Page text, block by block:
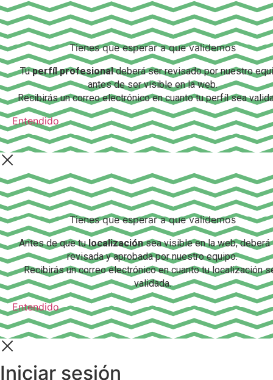
Tienes que esperar a que validemos
Tuperfíl profesionaldeberá ser revisado por nuestro
antes de ser visible en la web.
Recibirás un correo electrónico en cuanto tu perfíl sea
Entendido
Tienes que esperar a que validemos
Antes de que tulocalizaciónsea visible en la web, deberá
revisada y aprobada por nuestro equipo.
Recibirás un correo electrónico en cuanto tu localización
validada.
Entendido
Iniciar sesión